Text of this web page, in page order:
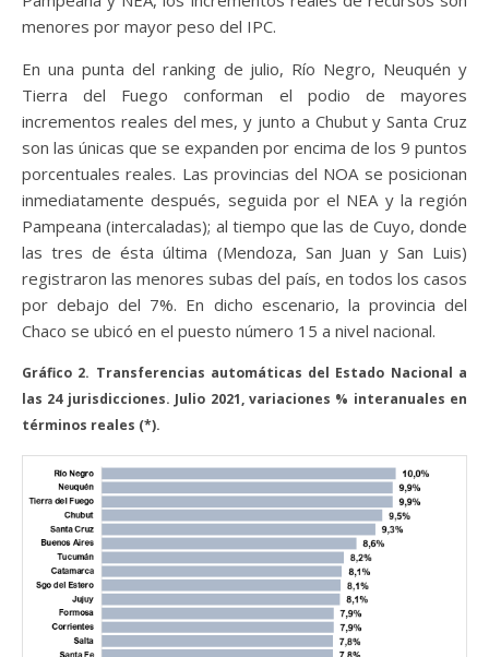
menores por mayor peso del IPC.
En una punta del ranking de julio, Río Negro, Neuquén y
Tierra del Fuego conforman el podio de mayores
incrementos reales del mes, y junto a Chubut y Santa Cruz
son las únicas que se expanden por encima de los 9 puntos
porcentuales reales. Las provincias del NOA se posicionan
inmediatamente después, seguida por el NEA y la región
Pampeana (intercaladas); al tiempo que las de Cuyo, donde
las tres de ésta última (Mendoza, San Juan y San Luis)
registraron las menores subas del país, en todos los casos
por debajo del 7%. En dicho escenario, la provincia del
Chaco se ubicó en el puesto número 15 a nivel nacional.
Gráfico 2. Transferencias automáticas del Estado Nacional a
las 24 jurisdicciones. Julio 2021, variaciones % interanuales en
términos reales (*).